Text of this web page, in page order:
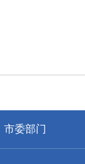
市委部门